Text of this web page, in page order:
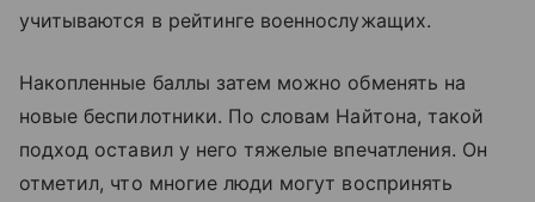
учитываются в рейтинге военнослужащих.
Накопленные баллы затем можно обменять на
новые беспилотники. По словам Найтона, такой
подход оставил у него тяжелые впечатления. Он
отметил, что многие люди могут воспринять